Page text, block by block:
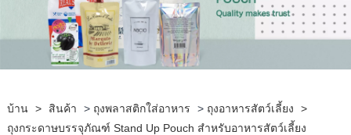
บ้าน > สินค้า > ถุงพลาสติกใส่อาหาร > ถุงอาหารสัตว์เลี้ยง
>
ถุงกระดาษบรรจุภัณฑ์ Stand Up Pouch สำหรับอาหารสัตว์เลี้ยง